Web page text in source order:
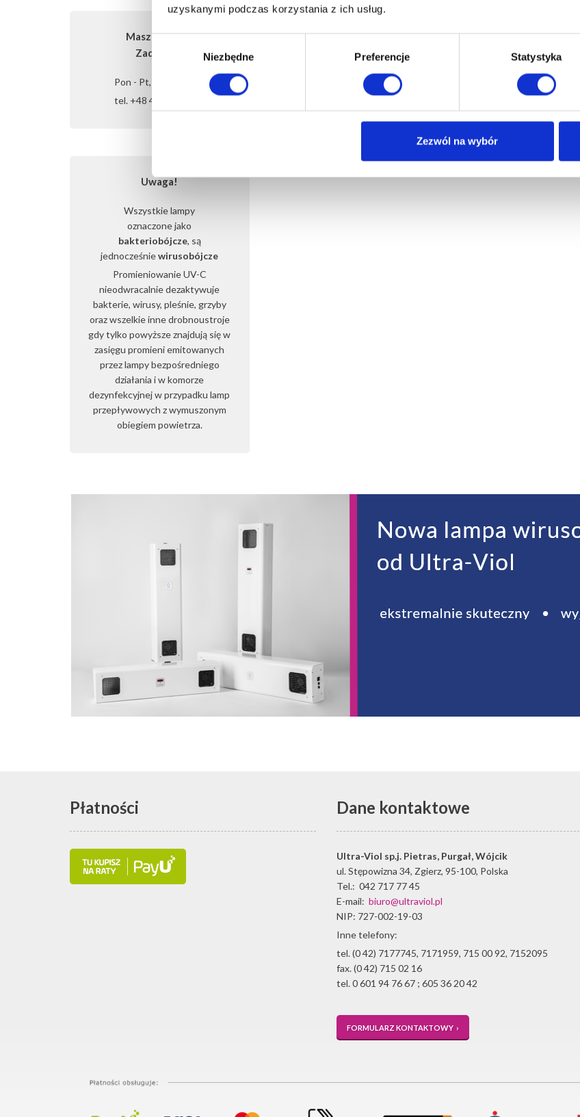
uzyskanymi podczas korzystania z ich usług.
zgody
Niezbędne Preferencje Statystyka
Zezwól na wybór
Masz pytania?
Zadzwoń!
Pon - Pt, 7:00 - 16:00
tel. +48 42 717 77 45
Uwaga!
Wszystkie lampy
oznaczone jako
bakteriobójcze, są
jednocześniewirusobójcze
Promieniowanie UV-C
nieodwracalnie dezaktywuje
bakterie, wirusy, pleśnie, grzyby
oraz wszelkie inne drobnoustroje
gdy tylko powyższe znajdują się w
zasięgu promieni emitowanych
przez lampy bezpośredniego
działania i w komorze
dezynfekcyjnej w przypadku lamp
przepływowych z wymuszonym
obiegiem powietrza.
Płatności Dane kontaktowe
Ultra-Viol sp.j. Pietras, Purgał, Wójcik
ul. Stępowizna 34, Zgierz, 95-100, Polska
Tel.: 042 717 77 45
E-mail: biuro@ultraviol.pl
NIP: 727-002-19-03
Inne telefony:
tel. (0 42) 7177745, 7171959, 715 00 92, 7152095
fax. (0 42) 715 02 16
tel. 0 601 94 76 67 ; 605 36 20 42
FORMULARZ KONTAKTOWY ›